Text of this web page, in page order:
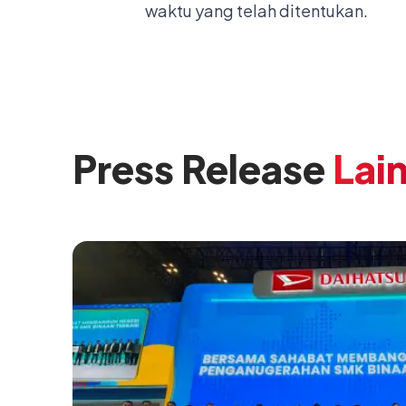
waktu yang telah ditentukan.
Press Release